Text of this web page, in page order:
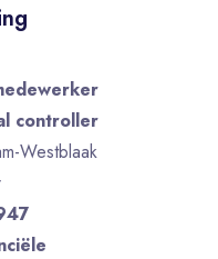
controller
Westblaak